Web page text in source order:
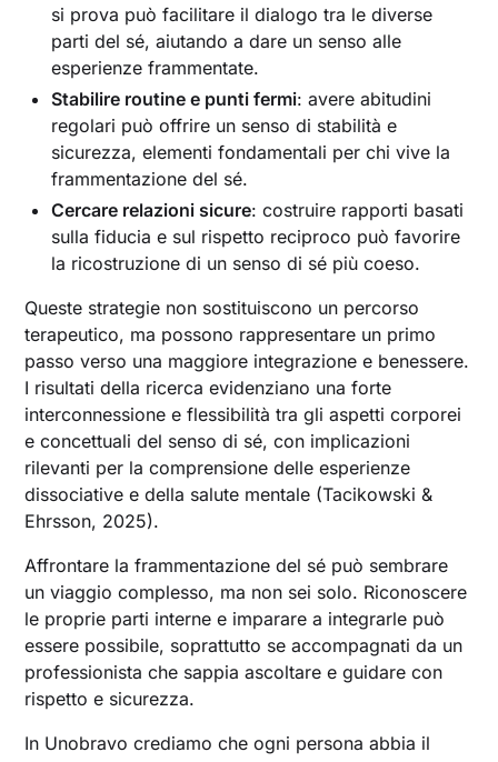
si prova può facilitare il dialogo tra le diverse
parti del sé, aiutando a dare un senso alle
esperienze frammentate.
Stabilire routine e punti fermi: avere abitudini
regolari può offrire un senso di stabilità e
sicurezza, elementi fondamentali per chi vive la
frammentazione del sé.
Cercare relazioni sicure: costruire rapporti basati
sulla fiducia e sul rispetto reciproco può favorire
la ricostruzione di un senso di sé più coeso.
Queste strategie non sostituiscono un percorso
terapeutico, ma possono rappresentare un primo
passo verso una maggiore integrazione e benessere.
I risultati della ricerca evidenziano una forte
interconnessione e flessibilità tra gli aspetti corporei
e concettuali del senso di sé, con implicazioni
rilevanti per la comprensione delle esperienze
dissociative e della salute mentale (Tacikowski &
Ehrsson, 2025).
Affrontare la frammentazione del sé può sembrare
un viaggio complesso, ma non sei solo. Riconoscere
le proprie parti interne e imparare a integrarle può
essere possibile, soprattutto se accompagnati da un
professionista che sappia ascoltare e guidare con
rispetto e sicurezza.
In Unobravo crediamo che ogni persona abbia il